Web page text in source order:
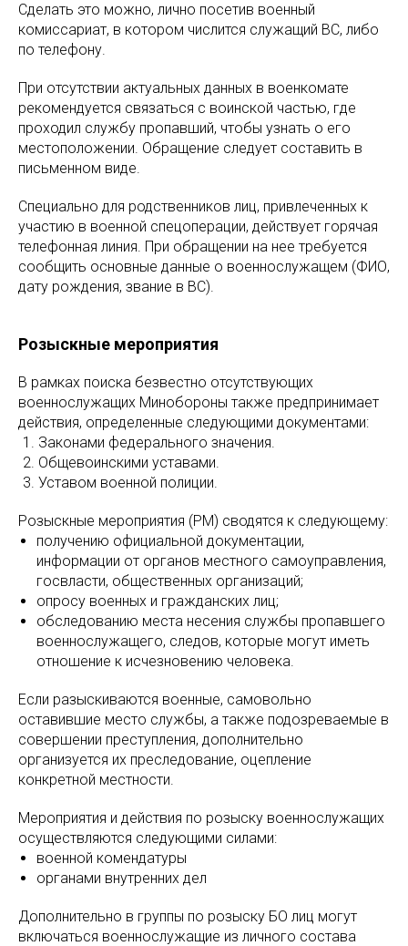
Сделать это можно, лично посетив военный
комиссариат, в котором числится служащий ВС, либо
по телефону.
При отсутствии актуальных данных в военкомате
рекомендуется связаться с воинской частью, где
проходил службу пропавший, чтобы узнать о его
местоположении. Обращение следует составить в
письменном виде.
Специально для родственников лиц, привлеченных к
участию в военной спецоперации, действует горячая
телефонная линия. При обращении на нее требуется
сообщить основные данные о военнослужащем (ФИО,
дату рождения, звание в ВС).
Розыскные мероприятия
В рамках поиска безвестно отсутствующих
военнослужащих Минобороны также предпринимает
действия, определенные следующими документами:
Законами федерального значения.
Общевоинскими уставами.
Уставом военной полиции.
Розыскные мероприятия (РМ) сводятся к следующему:
получению официальной документации,
информации от органов местного самоуправления,
госвласти, общественных организаций;
опросу военных и гражданских лиц;
обследованию места несения службы пропавшего
военнослужащего, следов, которые могут иметь
отношение к исчезновению человека.
Если разыскиваются военные, самовольно
оставившие место службы, а также подозреваемые в
совершении преступления, дополнительно
организуется их преследование, оцепление
конкретной местности.
Мероприятия и действия по розыску военнослужащих
осуществляются следующими силами:
военной комендатуры
органами внутренних дел
Дополнительно в группы по розыску БО лиц могут
включаться военнослужащие из личного состава